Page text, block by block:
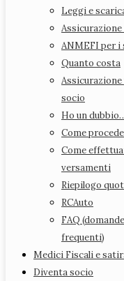
Leggi e
ANMEFI per
Quanto costa
socio
Ho un
Come
Come
versamenti
Riepilogo
RCAuto
FAQ
frequenti)
Medici Fiscali e
Diventa socio
Forum
Diario dell’
Assicurazione
Leggi e
ANMEFI
Quanto
Ho un
Come
Come
Riepilogo
RCAuto
FAQ
Medici Fiscali e
Diventa socio